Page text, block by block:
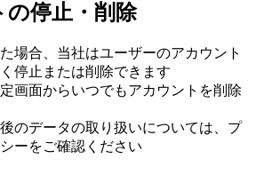
の停止・削除
場合、当社はユーザーのアカウント
停止または削除できます
画面からいつでもアカウントを削除
のデータの取り扱いについては、プ
ーをご確認ください